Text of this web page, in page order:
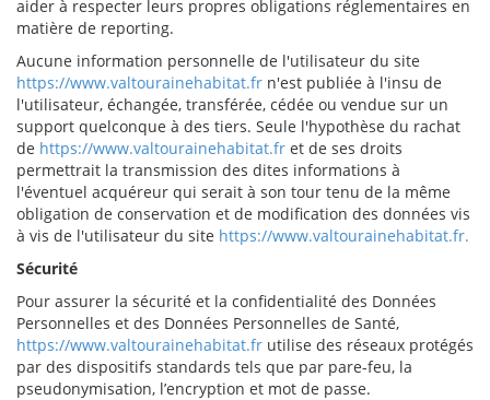
aider à respecter leurs propres obligations réglementaires en
matière de reporting.
Aucune information personnelle de l'utilisateur du site
https://www.valtourainehabitat.fr n'est publiée à l'insu de
l'utilisateur, échangée, transférée, cédée ou vendue sur un
support quelconque à des tiers. Seule l'hypothèse du rachat
de https://www.valtourainehabitat.fr et de ses droits
permettrait la transmission des dites informations à
l'éventuel acquéreur qui serait à son tour tenu de la même
obligation de conservation et de modification des données vis
à vis de l'utilisateur du site https://www.valtourainehabitat.fr.
Sécurité
Pour assurer la sécurité et la confidentialité des Données
Personnelles et des Données Personnelles de Santé,
https://www.valtourainehabitat.fr utilise des réseaux protégés
par des dispositifs standards tels que par pare-feu, la
pseudonymisation, l’encryption et mot de passe.